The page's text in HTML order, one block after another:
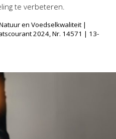
te verbeteren.
en Voedselkwaliteit |
2024, Nr. 14571 | 13-